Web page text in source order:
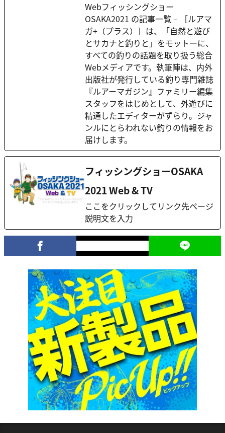
Webフィッシングショー
OSAKA2021 の記事一覧 – ［ルアマ
ガ+（プラス）］は、「自然と遊び
とサカナと釣りと」をモットーに、
すべての釣りの話題を取り扱う総合
Webメディアです。執筆陣は、内外
出版社が発行している釣り専門雑誌
『ルアーマガジン』ファミリー編集
スタッフをはじめとして、外遊びに
精通したエディターがずらり。ジャ
ンルにとらわれない釣りの情報をお
届けします。
フィッシングショーOSAKA
2021 Web & TV
ここをクリックしてリンク先ページ
説明文を入力